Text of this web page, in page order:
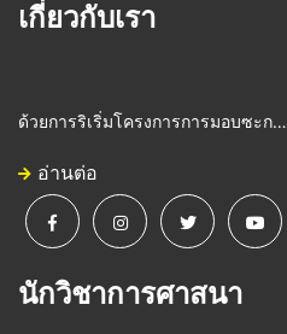
เกี่ยวกับเรา
ด้วยการริเริ่มโครงการการมอบซะก…
อ่านต่อ
นักวิชาการศาสนา